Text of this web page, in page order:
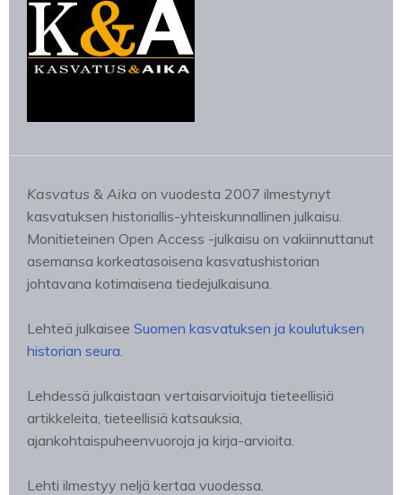
Kasvatus & Aika on vuodesta 2007 ilmestynyt
kasvatuksen historiallis-yhteiskunnallinen julkaisu.
Monitieteinen Open Access -julkaisu on vakiinnuttanut
asemansa korkeatasoisena kasvatushistorian
johtavana kotimaisena tiedejulkaisuna.
Lehteä julkaisee Suomen kasvatuksen ja koulutuksen
historian seura
Lehdessä julkaistaan vertaisarvioituja tieteellisiä
artikkeleita, tieteellisiä katsauksia,
ajankohtaispuheenvuoroja ja kirja-arvioita.
Lehti ilmestyy neljä kertaa vuodessa.